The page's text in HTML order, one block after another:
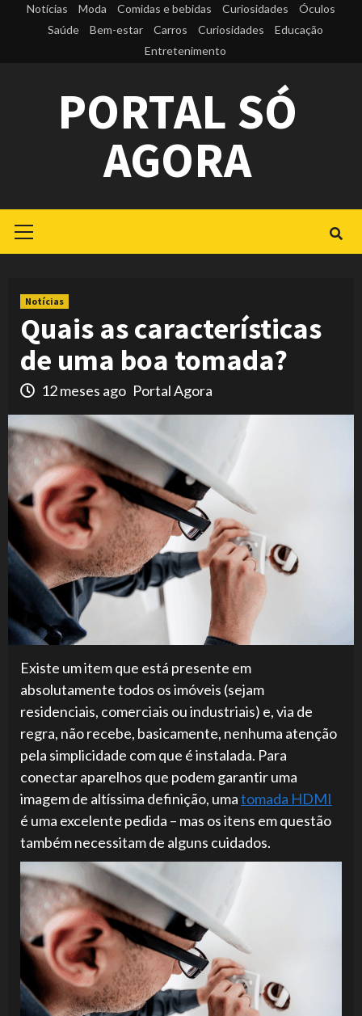
Notícias Moda Comidas e bebidas Curiosidades
Óculos
Saúde
Bem-estar Carros Curiosidades
Educação
Entretenimento
PORTAL SÓ
AGORA
Menu
Notícias
Quais as características
de uma boa tomada?
12 meses ago Portal Agora
Existe um item que está presente em
absolutamente todos os imóveis (sejam
residenciais, comerciais ou industriais) e, via de
regra, não recebe, basicamente, nenhuma atenção
pela simplicidade com que é instalada. Para
conectar aparelhos que podem garantir uma
imagem de altíssima definição, umatomada HDMI
é uma excelente pedida – mas os itens em questão
também necessitam de alguns cuidados.